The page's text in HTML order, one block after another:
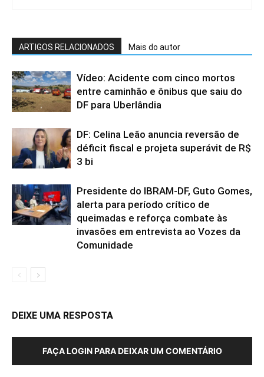
ARTIGOS RELACIONADOS Mais do autor
Vídeo: Acidente com cinco mortos
entre caminhão e ônibus que saiu do
DF para Uberlândia
DF: Celina Leão anuncia reversão de
déficit fiscal e projeta superávit de R$
3 bi
Presidente do IBRAM-DF, Guto Gomes,
alerta para período crítico de
queimadas e reforça combate às
invasões em entrevista ao Vozes da
Comunidade
DEIXE UMA RESPOSTA
FAÇA LOGIN PARA DEIXAR UM COMENTÁRIO